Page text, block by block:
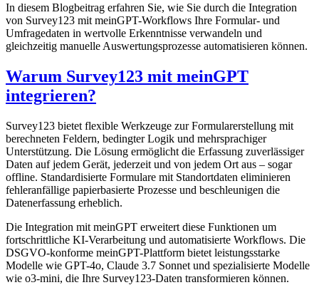
In diesem Blogbeitrag erfahren Sie, wie Sie durch die Integration
von Survey123 mit meinGPT-Workflows Ihre Formular- und
Umfragedaten in wertvolle Erkenntnisse verwandeln und
gleichzeitig manuelle Auswertungsprozesse automatisieren können.
Warum Survey123 mit meinGPT
integrieren?
Survey123 bietet flexible Werkzeuge zur Formularerstellung mit
berechneten Feldern, bedingter Logik und mehrsprachiger
Unterstützung. Die Lösung ermöglicht die Erfassung zuverlässiger
Daten auf jedem Gerät, jederzeit und von jedem Ort aus – sogar
offline. Standardisierte Formulare mit Standortdaten eliminieren
fehleranfällige papierbasierte Prozesse und beschleunigen die
Datenerfassung erheblich.
Die Integration mit meinGPT erweitert diese Funktionen um
fortschrittliche KI-Verarbeitung und automatisierte Workflows. Die
DSGVO-konforme meinGPT-Plattform bietet leistungsstarke
Modelle wie GPT-4o, Claude 3.7 Sonnet und spezialisierte Modelle
wie o3-mini, die Ihre Survey123-Daten transformieren können.